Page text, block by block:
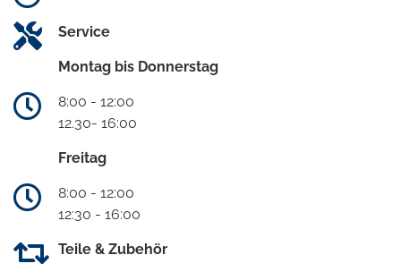
Service
Montag bis Donnerstag
8:00 - 12:00
12.30- 16:00
Freitag
8:00 - 12:00
12:30 - 16:00
Teile & Zubehör